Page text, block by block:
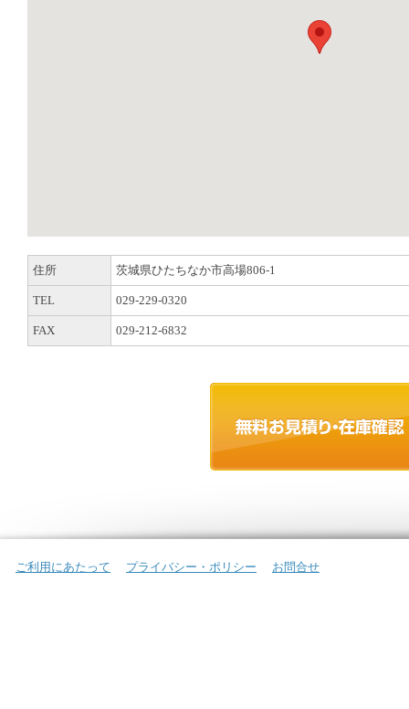
住所 茨城県ひたちなか市高場806-1
TEL 029-229-0320
FAX 029-212-6832
ご利用にあたって プライバシー・ポリシー お問合せ